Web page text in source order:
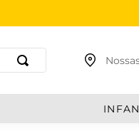
Buscar